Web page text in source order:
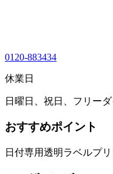
0120-883434
休業日
日曜日、祝日、フリー
おすすめポイント
日付専用透明ラベルプ